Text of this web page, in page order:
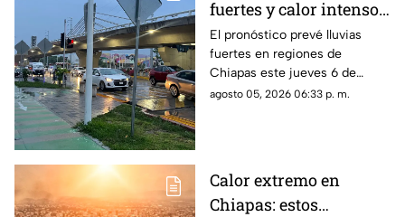
fuertes y calor intenso
este jueves 6 de agosto
El pronóstico prevé lluvias
fuertes en regiones de
Chiapas este jueves 6 de
agosto, mientras el ambiente
agosto 05, 2026 06:33 p. m.
Calor extremo en
Chiapas: estos